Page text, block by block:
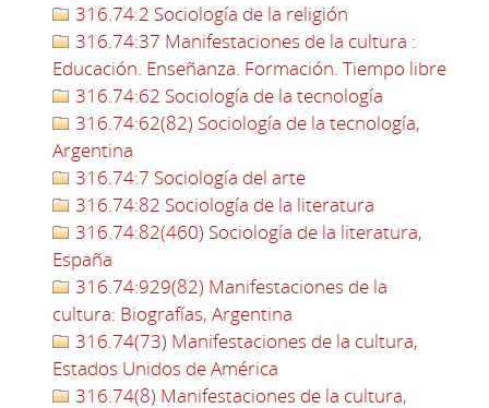
316.74:2 Sociología de la religión
316.74:37 Manifestaciones de la cultura :
Educación. Enseñanza. Formación. Tiempo libre
316.74:62 Sociología de la tecnología
316.74:62(82) Sociología de la tecnología,
Argentina
316.74:7 Sociología del arte
316.74:82 Sociología de la literatura
316.74:82(460) Sociología de la literatura,
España
316.74:929(82) Manifestaciones de la
cultura: Biografías, Argentina
316.74(73) Manifestaciones de la cultura,
Estados Unidos de América
316.74(8) Manifestaciones de la cultura,